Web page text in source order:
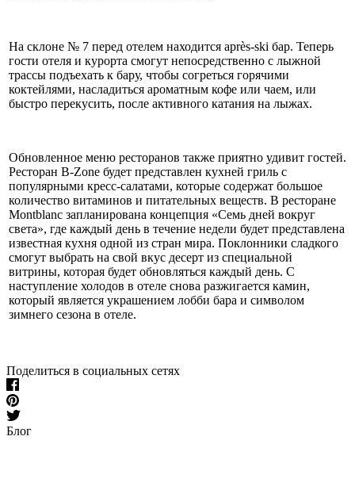
На склоне № 7 перед отелем находится après-ski бар. Теперь
гости отеля и курорта смогут непосредственно с лыжной
трассы подъехать к бару, чтобы согреться горячими
коктейлями, насладиться ароматным кофе или чаем, или
быстро перекусить, после активного катания на лыжах.
Обновленное меню ресторанов также приятно удивит гостей.
Ресторан B-Zone будет представлен кухней гриль с
популярными кресс-салатами, которые содержат большое
количество витаминов и питательных веществ. В ресторане
Montblanc запланирована концепция «Семь дней вокруг
света», где каждый день в течение недели будет представлена
​​известная кухня одной из стран мира. Поклонники сладкого
смогут выбрать на свой ​​вкус десерт из специальной
витрины, которая будет обновляться каждый день. С
наступление холодов в отеле снова разжигается камин,
который является украшением лобби бара и символом
зимнего сезона в отеле.
Поделиться в социальных сетях
Блог